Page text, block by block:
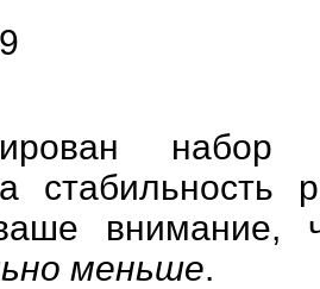
стабильность
внимание,
меньше.